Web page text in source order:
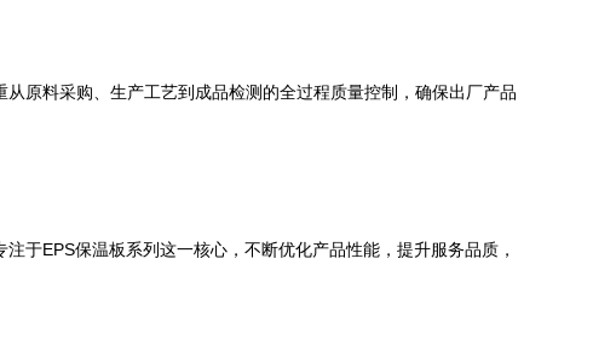
原料采购、生产工艺到成品检测的全过程质量控制，确保出厂产品
于EPS保温板系列这一核心，不断优化产品性能，提升服务品质，